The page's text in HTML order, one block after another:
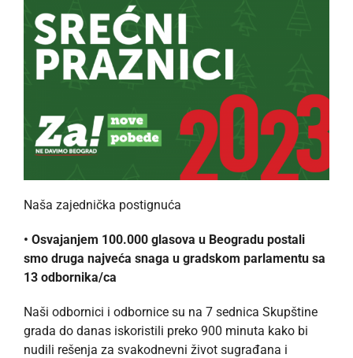
Naša zajednička postignuća
• Osvajanjem 100.000 glasova u Beogradu postali
smo druga najveća snaga u gradskom parlamentu sa
13 odbornika/ca
Naši odbornici i odbornice su na 7 sednica Skupštine
grada do danas iskoristili preko 900 minuta kako bi
nudili rešenja za svakodnevni život sugrađana i